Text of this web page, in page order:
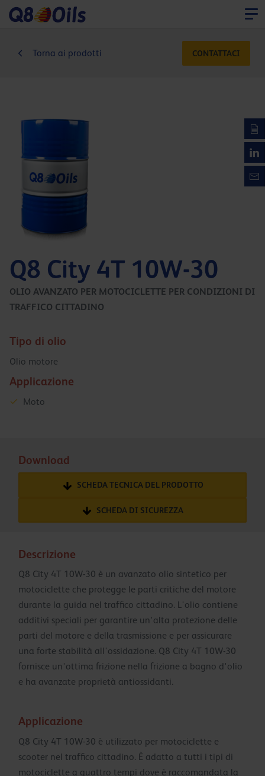
Torna ai prodotti CONTATTACI
Q8 City 4T 10W-30
OLIO AVANZATO PER MOTOCICLETTE PER CONDIZIONI DI
TRAFFICO CITTADINO
Tipo di olio
Olio motore
Applicazione
Moto
Download
SCHEDA TECNICA DEL PRODOTTO
SCHEDA DI SICUREZZA
Descrizione
Q8 City 4T 10W-30 è un avanzato olio sintetico per
motociclette che protegge le parti critiche del motore
durante la guida nel traffico cittadino. L'olio contiene
additivi speciali per garantire un'alta protezione delle
parti del motore e della trasmissione e per assicurare
una forte stabilità all'ossidazione. Q8 City 4T 10W-30
fornisce un'ottima frizione nella frizione a bagno d'olio
e ha avanzate proprietà antiossidanti.
Applicazione
Q8 City 4T 10W-30 è utilizzato per motociclette e
scooter nel traffico cittadino. È adatto a tutti i tipi di
motociclette a quattro tempi dove è raccomandata la